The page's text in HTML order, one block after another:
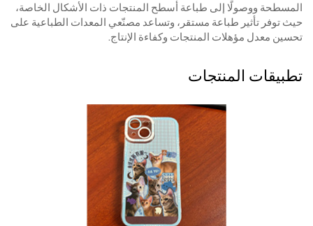
المسطحة ووصولًا إلى طباعة أسطح المنتجات ذات الأشكال الخاصة،
حيث توفر تأثير طباعة مستقر، وتساعد مصنّعي المعدات الطباعية على
تحسين معدل مؤهلات المنتجات وكفاءة الإنتاج.
تطبيقات المنتجات